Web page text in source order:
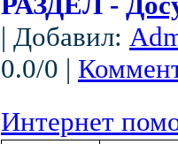
| Добавил:
0.0/0 |
Интернет